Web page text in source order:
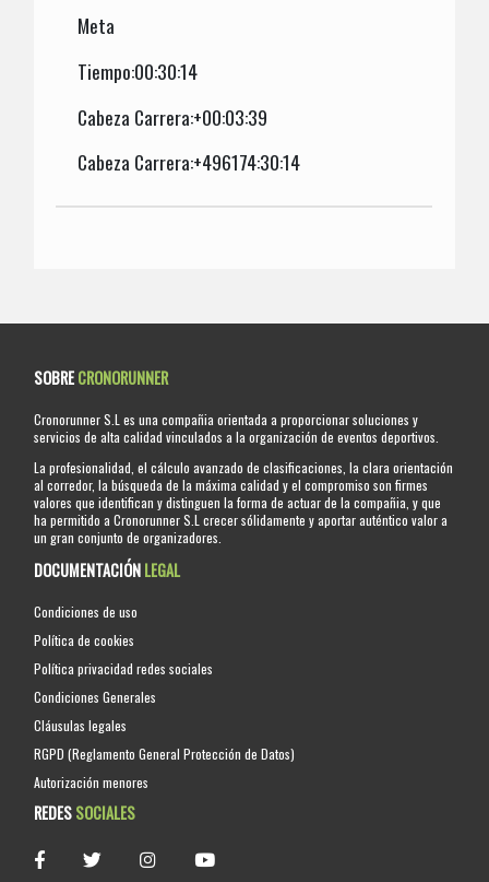
Meta
Tiempo:00:30:14
Cabeza Carrera:+00:03:39
Cabeza Carrera:+496174:30:14
SOBRECRONORUNNER
Cronorunner S.L es una compañia orientada a proporcionar soluciones y
servicios de alta calidad vinculados a la organización de eventos deportivos.
La profesionalidad, el cálculo avanzado de clasificaciones, la clara orientación
al corredor, la búsqueda de la máxima calidad y el compromiso son firmes
valores que identifican y distinguen la forma de actuar de la compañia, y que
ha permitido a Cronorunner S.L crecer sólidamente y aportar auténtico valor a
un gran conjunto de organizadores.
DOCUMENTACIÓNLEGAL
Condiciones de uso
Política de cookies
Política privacidad redes sociales
Condiciones Generales
Cláusulas legales
RGPD (Reglamento General Protección de Datos)
Autorización menores
REDESSOCIALES